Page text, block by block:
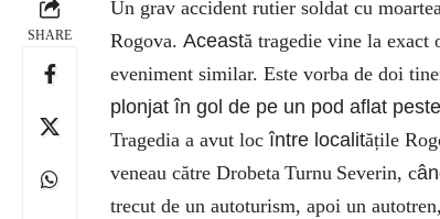
SHARE
Un grav accident rutier soldat cu
Rogova. Această tragedie vine la exact
eveniment similar. Este vorba de doi
plonjat în gol de pe un pod aflat
Tragedia a avut locîntre localitățile
veneau către Drobeta Turnu Severin, c
trecut de un autoturism, apoi un